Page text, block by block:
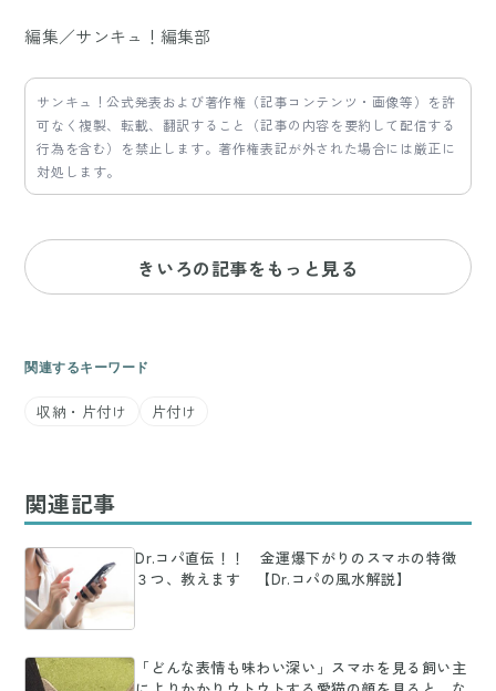
編集／サンキュ！編集部
サンキュ！公式発表および著作権（記事コンテンツ・画像等）を許
可なく複製、転載、翻訳すること（記事の内容を要約して配信する
行為を含む）を禁止します。著作権表記が外された場合には厳正に
対処します。
きいろの記事をもっと見る
関連するキーワード
収納・片付け 片付け
関連記事
Dr.コパ直伝！！ 金運爆下がりのスマホの特徴
３つ、教えます 【Dr.コパの風水解説】
「どんな表情も味わい深い」スマホを見る飼い主